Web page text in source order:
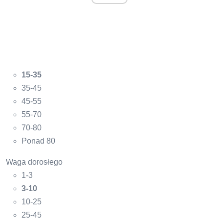
15-35
35-45
45-55
55-70
70-80
Ponad 80
Waga dorosłego
1-3
3-10
10-25
25-45